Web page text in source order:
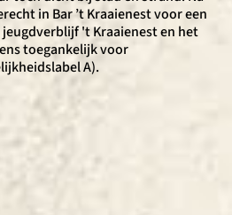
in Bar ’t Kraaienest voor een
't Kraaienest en het
toegankelijk voor
A).